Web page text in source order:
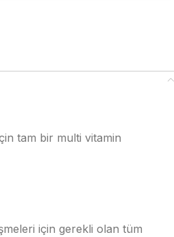
tam bir multi vitamin
için gerekli olan tüm